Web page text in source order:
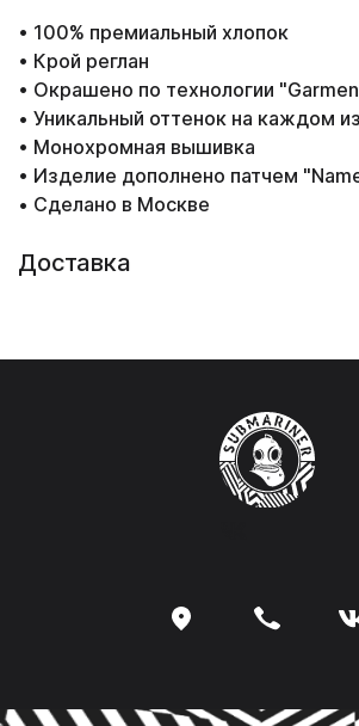
• 100% премиальный хлопок
• Крой реглан
• Окрашено по технологии
• Уникальный оттенок на каждом
• Монохромная вышивка
• Изделие дополнено патчем
• Сделано в Москве
Доставка